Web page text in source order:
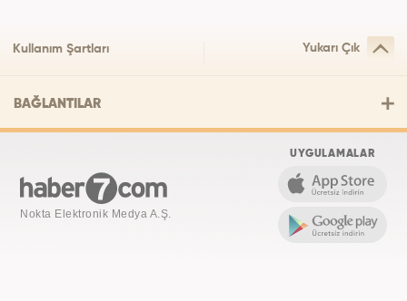
Kullanım Şartları Yukarı Çık
BAĞLANTILAR
Nokta Elektronik Medya A.Ş.
UYGULAMALAR